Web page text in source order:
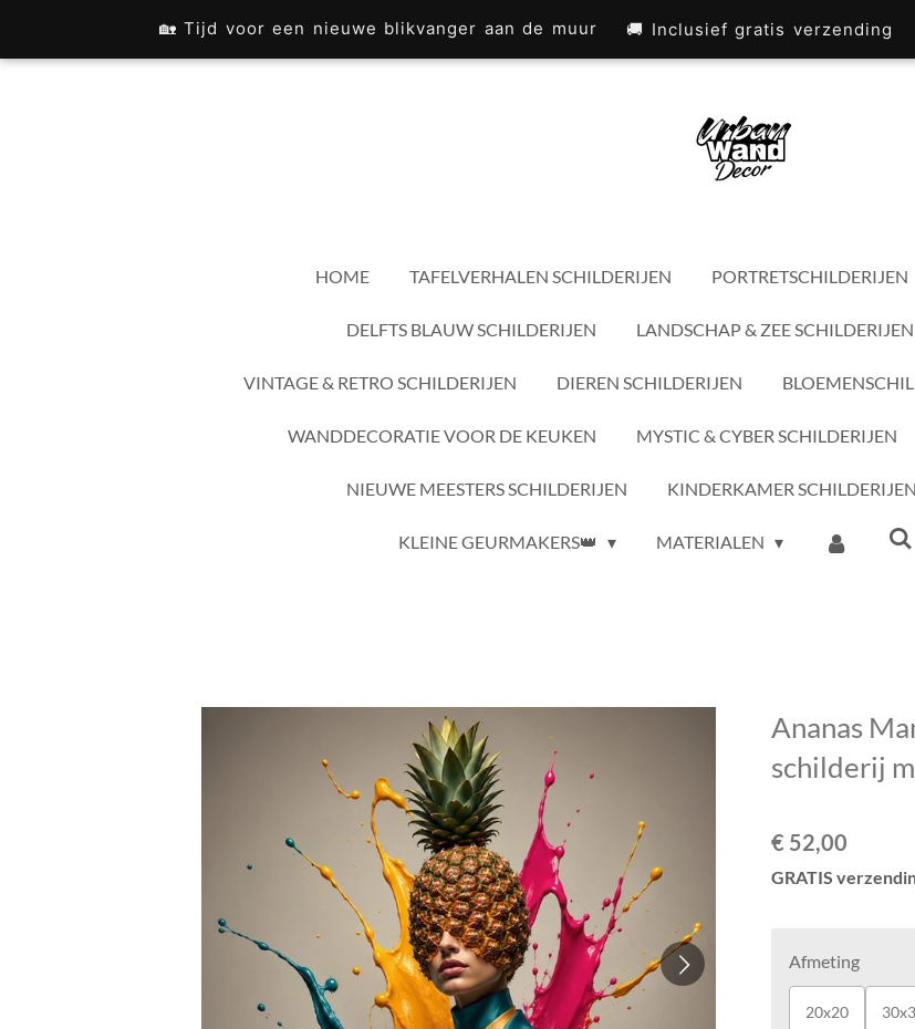
🏡 Tijd voor een nieuwe blikvanger aan de muur 🚚 Inclusief gratis verzending
direct
HOME TAFELVERHALEN SCHILDERIJEN PORTRETSCHILDERIJEN
DELFTS BLAUW SCHILDERIJEN LANDSCHAP & ZEE SCHILDERIJEN
VINTAGE & RETRO SCHILDERIJEN DIEREN SCHILDERIJEN
WANDDECORATIE VOOR DE KEUKEN MYSTIC & CYBER SCHILDERIJEN
NIEUWE MEESTERS SCHILDERIJEN KINDERKAMER SCHILDERIJEN
KLEINE GEURMAKERS👑 MATERIALEN
Ananas
schilderij
€ 52,00
GRATIS
Afmeting
20x20